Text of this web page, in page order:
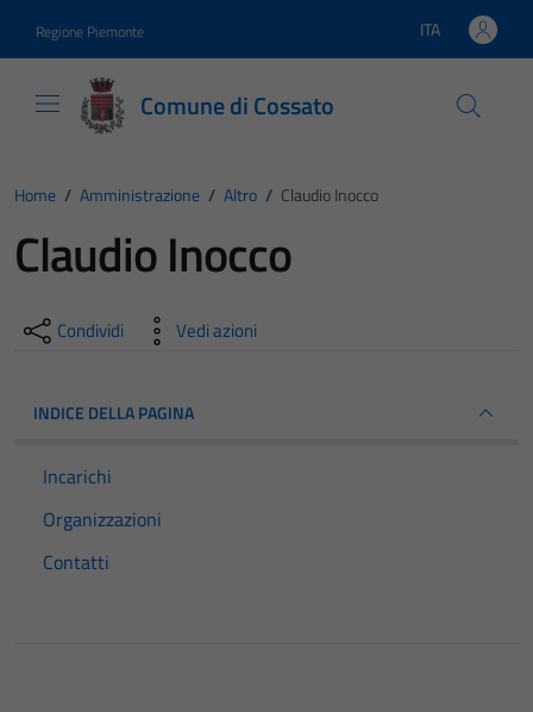
Regione Piemonte Lingua attiva:
ITA
Comune di Cossato
Home / Amministrazione / Altro / Claudio Inocco
Claudio Inocco
Condividi Vedi azioni
INDICE DELLA PAGINA
Incarichi
Organizzazioni
Contatti